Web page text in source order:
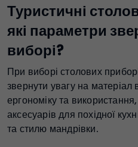
Туристичні
які параметри
виборі?
При виборі столових
звернути увагу на матеріал
ергономіку та
аксесуарів для похідної
та стилю мандрівки.